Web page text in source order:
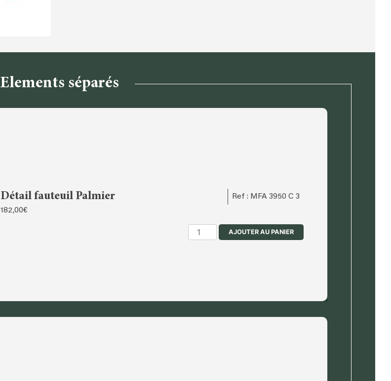
Elements séparés
Détail fauteuil Palmier
Ref : MFA 3950 C 3
182,00€
quantité
de
AJOUTER AU PANIER